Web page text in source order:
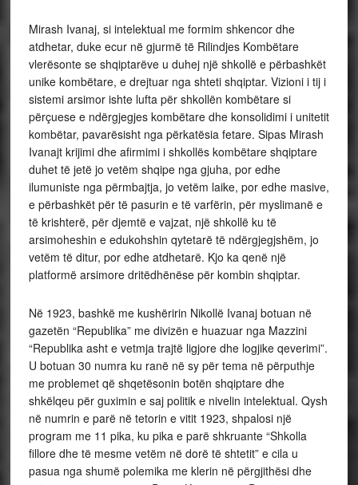
Mirash Ivanaj, si intelektual me formim shkencor dhe
atdhetar, duke ecur në gjurmë të Rilindjes Kombëtare
vlerësonte se shqiptarëve u duhej një shkollë e përbashkët
unike kombëtare, e drejtuar nga shteti shqiptar. Vizioni i tij i
sistemi arsimor ishte lufta për shkollën kombëtare si
përçuese e ndërgjegjes kombëtare dhe konsolidimi i unitetit
kombëtar, pavarësisht nga përkatësia fetare. Sipas Mirash
Ivanajt krijimi dhe afirmimi i shkollës kombëtare shqiptare
duhet të jetë jo vetëm shqipe nga gjuha, por edhe
ilumuniste nga përmbajtja, jo vetëm laike, por edhe masive,
e përbashkët për të pasurin e të varfërin, për myslimanë e
të krishterë, për djemtë e vajzat, një shkollë ku të
arsimoheshin e edukohshin qytetarë të ndërgjegjshëm, jo
vetëm të ditur, por edhe atdhetarë. Kjo ka qenë një
platformë arsimore dritëdhënëse për kombin shqiptar.
Në 1923, bashkë me kushëririn Nikollë Ivanaj botuan në
gazetën “Republika” me divizën e huazuar nga Mazzini
“Republika asht e vetmja trajtë ligjore dhe logjike qeverimi”.
U botuan 30 numra ku ranë në sy për tema në përputhje
me problemet që shqetësonin botën shqiptare dhe
shkëlqeu për guximin e saj politik e nivelin intelektual. Qysh
në numrin e parë në tetorin e vitit 1923, shpalosi një
program me 11 pika, ku pika e parë shkruante “Shkolla
fillore dhe të mesme vetëm në dorë të shtetit” e cila u
pasua nga shumë polemika me klerin në përgjithësi dhe